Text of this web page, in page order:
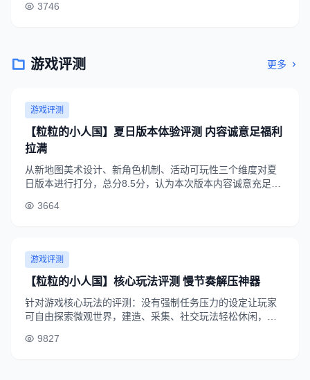
放。3746
游戏评测 更多
游戏评测
【粒粒的小人国】夏日版本体验评测 内容诚意足福利
拉满
从新地图美术设计、新角色机制、活动可玩性三个维度对夏
日版本进行打分，总分8.5分，认为本次版本内容诚意充足，
验。3664
游戏评测
【粒粒的小人国】核心玩法评测 慢节奏解压神器
针对游戏核心玩法的评测：没有强制任务压力的设定让玩家
可自由探索微观世界，建造、采集、社交玩法轻松休闲，背
戏，适合全年龄段玩家体验。
9827